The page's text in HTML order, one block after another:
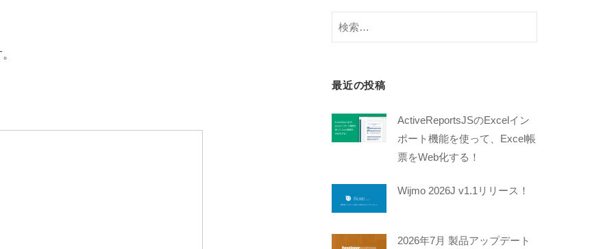
検
最近の投稿
ActiveReportsJSのExcelイン
ポート機能を使って、Excel帳
票をWeb化する！
Wijmo 2026J v1.1リリース！
2026年7月 製品アップデート